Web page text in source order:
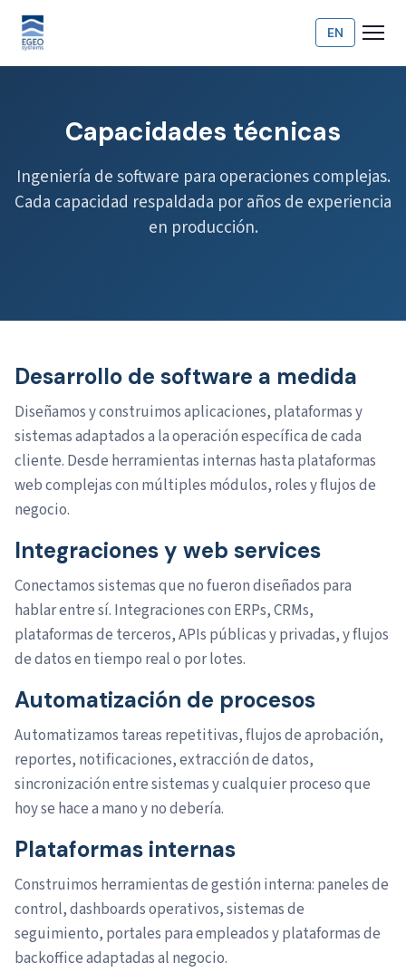
EN
Capacidades técnicas
Ingeniería de software para operaciones complejas.
Cada capacidad respaldada por años de experiencia
en producción.
Desarrollo de software a medida
Diseñamos y construimos aplicaciones, plataformas y
sistemas adaptados a la operación específica de cada
cliente. Desde herramientas internas hasta plataformas
web complejas con múltiples módulos, roles y flujos de
negocio.
Integraciones y web services
Conectamos sistemas que no fueron diseñados para
hablar entre sí. Integraciones con ERPs, CRMs,
plataformas de terceros, APIs públicas y privadas, y flujos
de datos en tiempo real o por lotes.
Automatización de procesos
Automatizamos tareas repetitivas, flujos de aprobación,
reportes, notificaciones, extracción de datos,
sincronización entre sistemas y cualquier proceso que
hoy se hace a mano y no debería.
Plataformas internas
Construimos herramientas de gestión interna: paneles de
control, dashboards operativos, sistemas de
seguimiento, portales para empleados y plataformas de
backoffice adaptadas al negocio.